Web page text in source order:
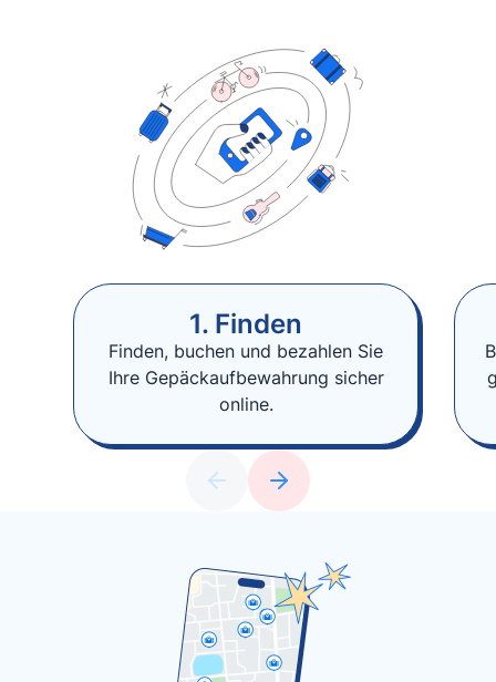
1. Finden
Finden, buchen und bezahlen Sie
Ihre Gepäckaufbewahrung sicher
online.